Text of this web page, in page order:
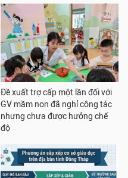
Đề xuất trợ cấp một lần đối với
GV mầm non đã nghỉ công tác
nhưng chưa được hưởng chế
độ